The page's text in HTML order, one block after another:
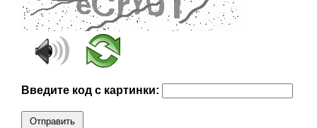
Введите код с картинки:
Отправить